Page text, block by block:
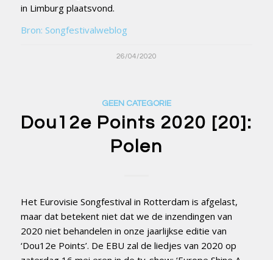
in Limburg plaatsvond.
Bron: Songfestivalweblog
26/04/2020
GEEN CATEGORIE
Dou12e Points 2020 [20]:
Polen
Het Eurovisie Songfestival in Rotterdam is afgelast,
maar dat betekent niet dat we de inzendingen van
2020 niet behandelen in onze jaarlijkse editie van
‘Dou12e Points’. De EBU zal de liedjes van 2020 op